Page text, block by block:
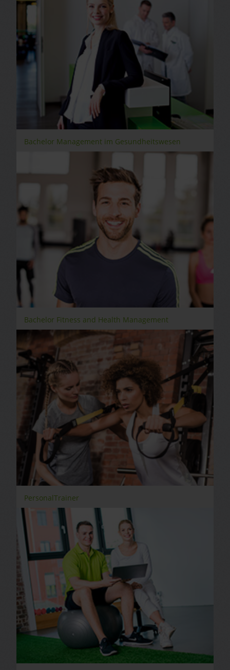
Bachelor Management im Gesundheitswesen
Bachelor Fitness and Health Management
PersonalTrainer